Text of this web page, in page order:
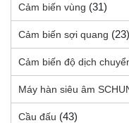
Cảm biến vùng (31)
Cảm biến sợi quang (23)
Cảm biến độ dịch
Máy hàn siêu âm
Cầu đấu (43)